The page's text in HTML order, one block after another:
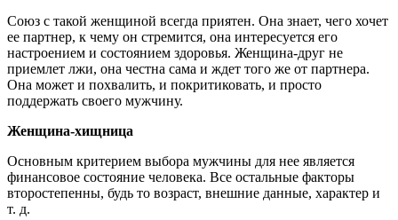
Союз с такой женщиной всегда приятен. Она знает, чего хочет
ее партнер, к чему он стремится, она интересуется его
настроением и состоянием здоровья. Женщина-друг не
приемлет лжи, она честна сама и ждет того же от партнера.
Она может и похвалить, и покритиковать, и просто
поддержать своего мужчину.
Женщина-хищница
Основным критерием выбора мужчины для нее является
финансовое состояние человека. Все остальные факторы
второстепенны, будь то возраст, внешние данные, характер и
т. д.